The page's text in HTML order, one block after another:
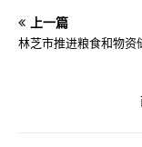
上一篇
林芝市推进粮食和物资